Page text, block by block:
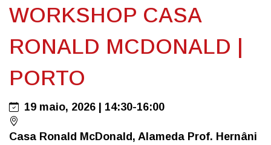
WORKSHOP CASA
RONALD MCDONALD |
PORTO
19 maio, 2026 | 14:30-16:00
Casa Ronald McDonald, Alameda Prof. Hernâni